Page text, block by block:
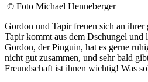
© Foto Michael Henneberger
Gordon und Tapir freuen sich an ihrer
Tapir kommt aus dem Dschungel und
Gordon, der Pinguin, hat es gerne
nicht gut zusammen, und sehr bald
Freundschaft ist ihnen wichtig! Was